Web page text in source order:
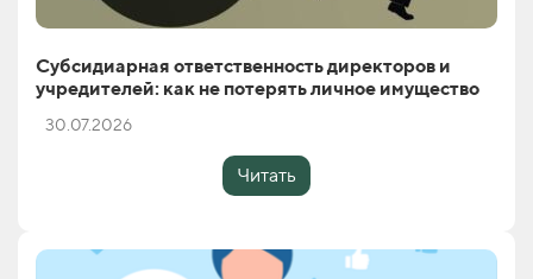
Субсидиарная ответственность директоров и
учредителей: как не потерять личное имущество
30.07.2026
Читать